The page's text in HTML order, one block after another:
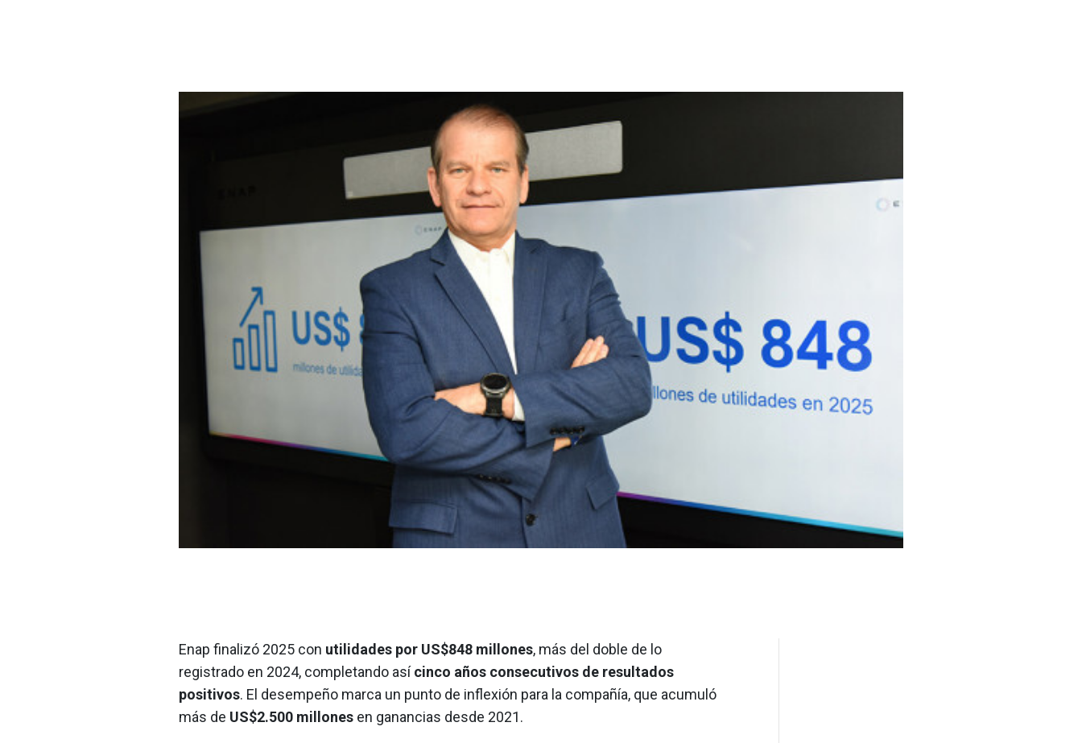
Enap finalizó 2025 con utilidades por US$848 millones, más del doble de lo
registrado en 2024, completando asícinco años consecutivos de resultados
positivos. El desempeño marca un punto de inflexión para la compañía, que acumuló
más de US$2.500 millones en ganancias desde 2021.